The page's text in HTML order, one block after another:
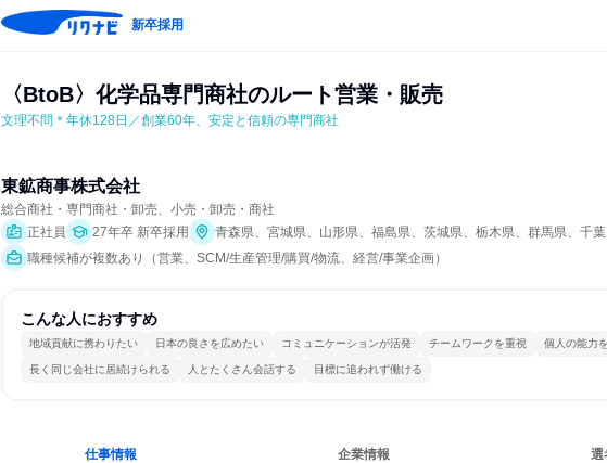
新卒採用
〈BtoB〉化学品専門商社のルート営業・販売
文理不問＊年休128日／創業60年、安定と信頼の専門商社
東鉱商事株式会社
総合商社・専門商社・卸売、小売・卸売・商社
正社員
27年卒 新卒採用
青森県、宮城県、山形県、福島県、茨城県、栃木県、群馬県、千
職種候補が複数あり（営業、SCM/生産管理/購買/物流、経営/事業企画）
こんな人におすすめ
地域貢献に携わりたい 日本の良さを広めたい コミュニケーションが活発 チームワークを重視 個人の能力
長く同じ会社に居続けられる 人とたくさん会話する 目標に追われず働ける
仕事情報 企業情報 選